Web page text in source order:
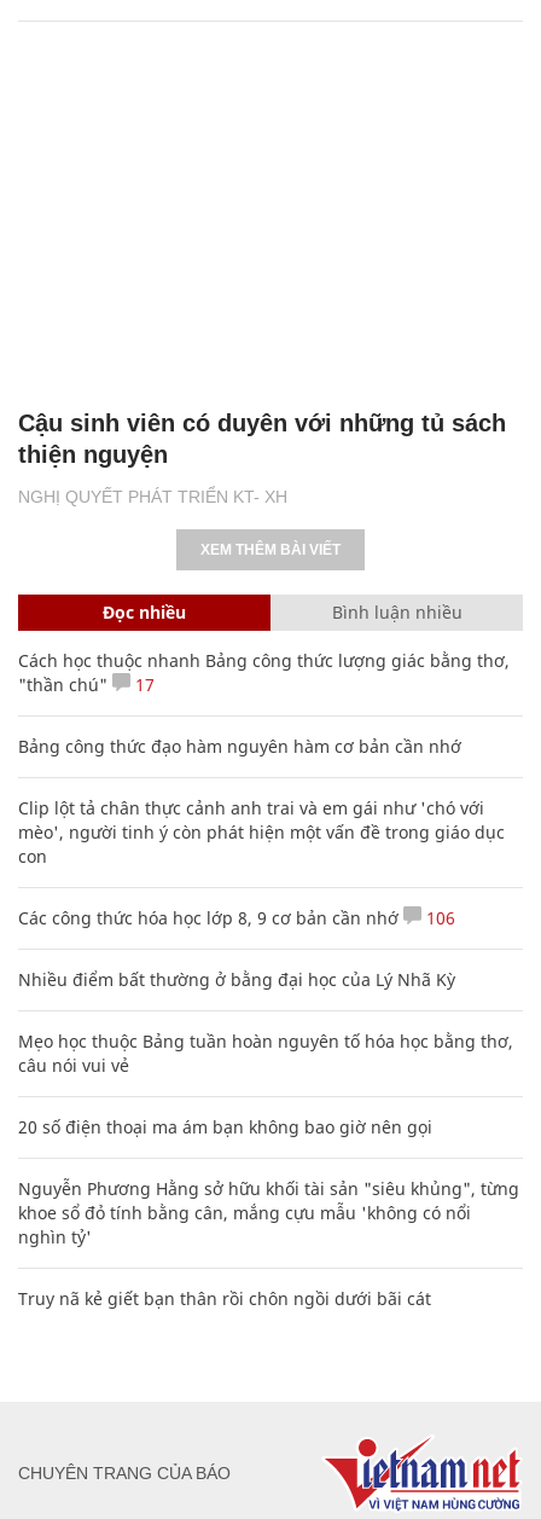
NGHỊ QUYẾT PHÁT TRIỂN KT- XH
Cậu sinh viên có duyên với những tủ sách
thiện nguyện
XEM THÊM BÀI VIẾT
Đọc nhiều Bình luận nhiều
Cách học thuộc nhanh Bảng công thức lượng giác bằng thơ,
"thần chú"
17
Bảng công thức đạo hàm nguyên hàm cơ bản cần nhớ
Clip lột tả chân thực cảnh anh trai và em gái như 'chó với
mèo', người tinh ý còn phát hiện một vấn đề trong giáo dục
con
Các công thức hóa học lớp 8, 9 cơ bản cần nhớ 106
Nhiều điểm bất thường ở bằng đại học của Lý Nhã Kỳ
Mẹo học thuộc Bảng tuần hoàn nguyên tố hóa học bằng thơ,
câu nói vui vẻ
20 số điện thoại ma ám bạn không bao giờ nên gọi
Nguyễn Phương Hằng sở hữu khối tài sản "siêu khủng", từng
khoe sổ đỏ tính bằng cân, mắng cựu mẫu 'không có nổi
nghìn tỷ'
Truy nã kẻ giết bạn thân rồi chôn ngồi dưới bãi cát
CHUYÊN TRANG CỦA BÁO